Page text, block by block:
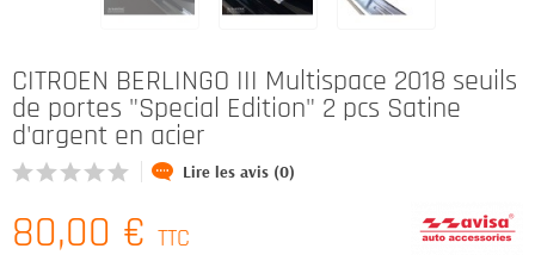
CITROEN BERLINGO III Multispace 2018 seuils
de portes "Special Edition" 2 pcs Satine
d'argent en acier
Lire les avis (0)
80,00 € TTC